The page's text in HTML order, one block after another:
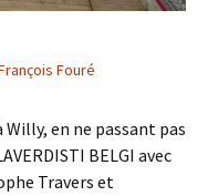
Fouré
en ne passant pas
BELGI avec
Travers et